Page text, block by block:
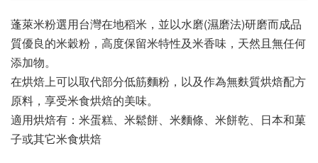
蓬萊米粉選用台灣在地稻米，並以水磨(濕磨法)研磨而成品
質優良的米穀粉，高度保留米特性及米香味，天然且無任何
添加物。
在烘焙上可以取代部分低筋麵粉，以及作為無麩質烘焙配方
原料，享受米食烘焙的美味。
適用烘焙有：米蛋糕、米鬆餅、米麵條、米餅乾、日本和菓
子或其它米食烘焙